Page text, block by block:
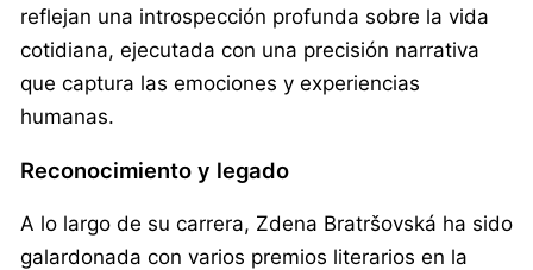
reflejan una introspección profunda sobre la vida
cotidiana, ejecutada con una precisión narrativa
que captura las emociones y experiencias
humanas.
Reconocimiento y legado
A lo largo de su carrera, Zdena Bratršovská ha sido
galardonada con varios premios literarios en la